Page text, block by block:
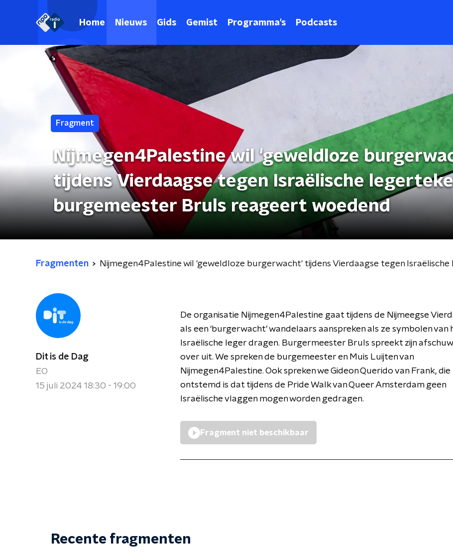
Home Nieuws Gids Gemist Programma's Podcasts
Fragment
Nijmegen4Palestine wil 'geweldloze
tijdens Vierdaagse tegen Israëlische
burgemeester Bruls reageert woedend
Fragmenten
Dit is de Dag
EO
15 juli 2024 18:30 - 19:00
De organisatie Nijmegen4Palestine gaat tijdens de Nijmeegse
als een ‘burgerwacht’ wandelaars aanspreken als ze symbolen van
Israëlische leger dragen. Burgermeester Bruls spreekt zijn
over uit. We spreken de burgemeester en Muis Luijten van
Nijmegen4Palestine. Ook spreken we Gideon Querido van Frank, die
ontstemd is dat tijdens de Pride Walk van Queer Amsterdam geen
Israëlische vlaggen mogen worden gedragen.
Fragment niet beschikbaar
Recente fragmenten